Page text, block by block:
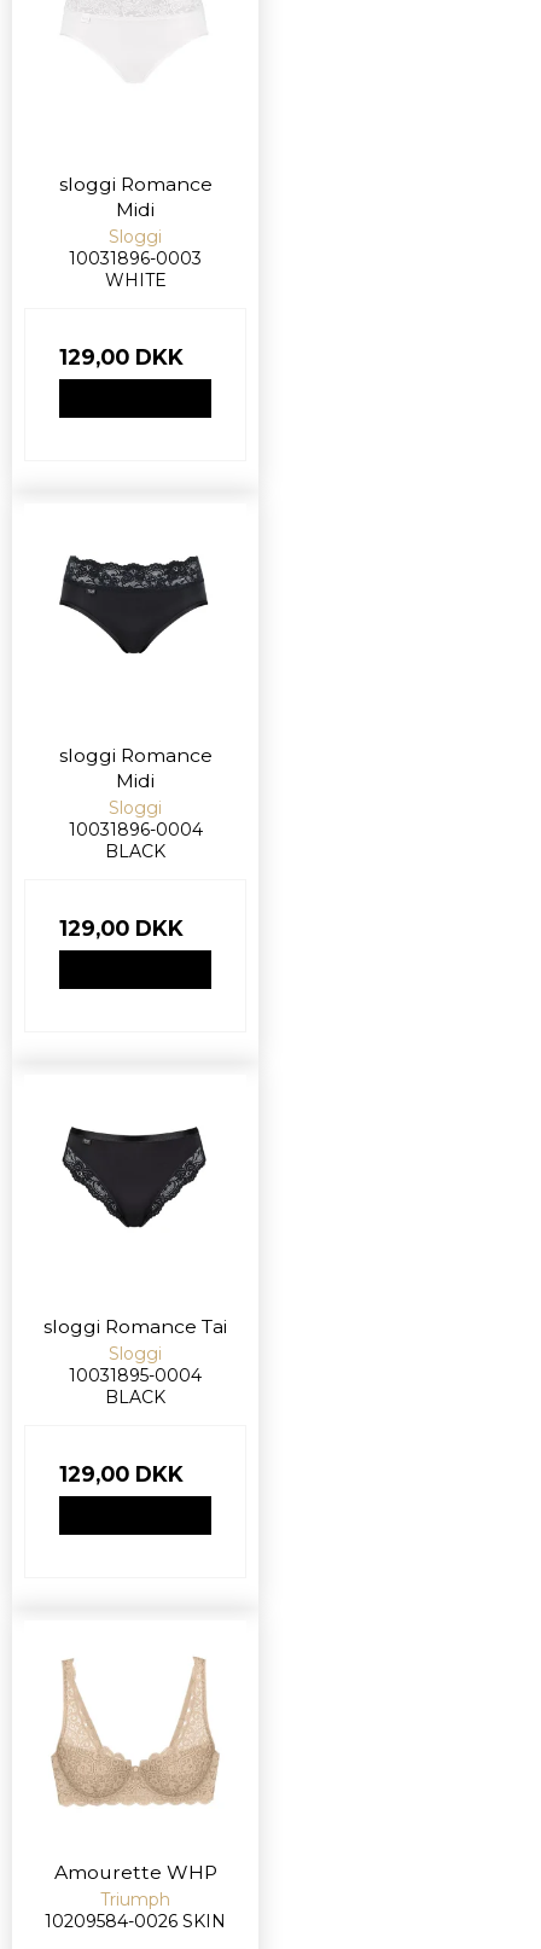
sloggi Romance
Midi
Sloggi
10031896-0003
WHITE
129,00 DKK
sloggi Romance
Midi
Sloggi
10031896-0004
BLACK
129,00 DKK
sloggi Romance Tai
Sloggi
10031895-0004
BLACK
129,00 DKK
Amourette WHP
Triumph
10209584-0026 SKIN